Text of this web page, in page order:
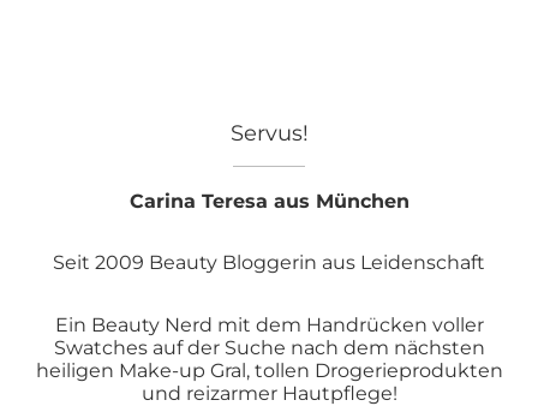
Servus!
Carina Teresa aus München
Seit 2009 Beauty Bloggerin aus Leidenschaft
Ein Beauty Nerd mit dem Handrücken voller
Swatches auf der Suche nach dem nächsten
heiligen Make-up Gral, tollen Drogerieprodukten
und reizarmer Hautpflege!